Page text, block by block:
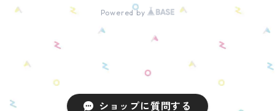
ショップに質問する
リラックマ 缶バッジケース
【新モデル】推しごとショルダーパッド
リラックマモデル 推しごと現場トート
【新モデル】キャンバスタイプ
【リラックマ】推し活グッズ
【ピアプロキャラクターズ】推し活グッズ
肩乗りぬいぐるみショルダーパッド
オレンジ系
イエロー系
グリーン系
Powered by